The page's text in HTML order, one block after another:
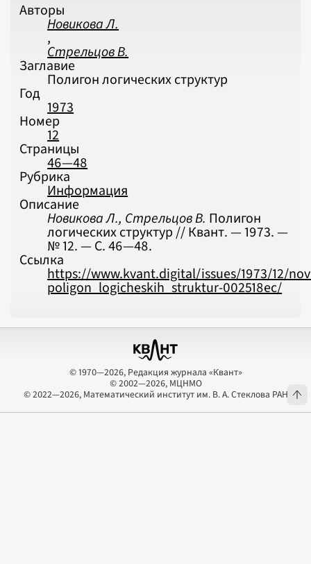
© 1970—2026, Редакция журнала «Квант»
© 2002—2026, МЦНМО
© 2022—2026, Математический институт им. В. А. Стеклова РАН
Авторы
Новикова Л.
,
Стрельцов В.
Заглавие
Полигон логических структур
Год
1973
Номер
12
Страницы
46—48
Рубрика
Информация
Описание
Новикова Л., Стрельцов В. Полигон
логических структур // Квант. — 1973. —
№ 12. — С. 46‍—‍48.
Ссылка
https://www.kvant.digital/issues/1973/12/
poligon_logicheskih_struktur-002518ec/
© 1970—2026, Редакция журнала «Квант»
© 2002—2026, МЦНМО
© 2022—2026, Математический институт им. В. А. Стеклова РАН